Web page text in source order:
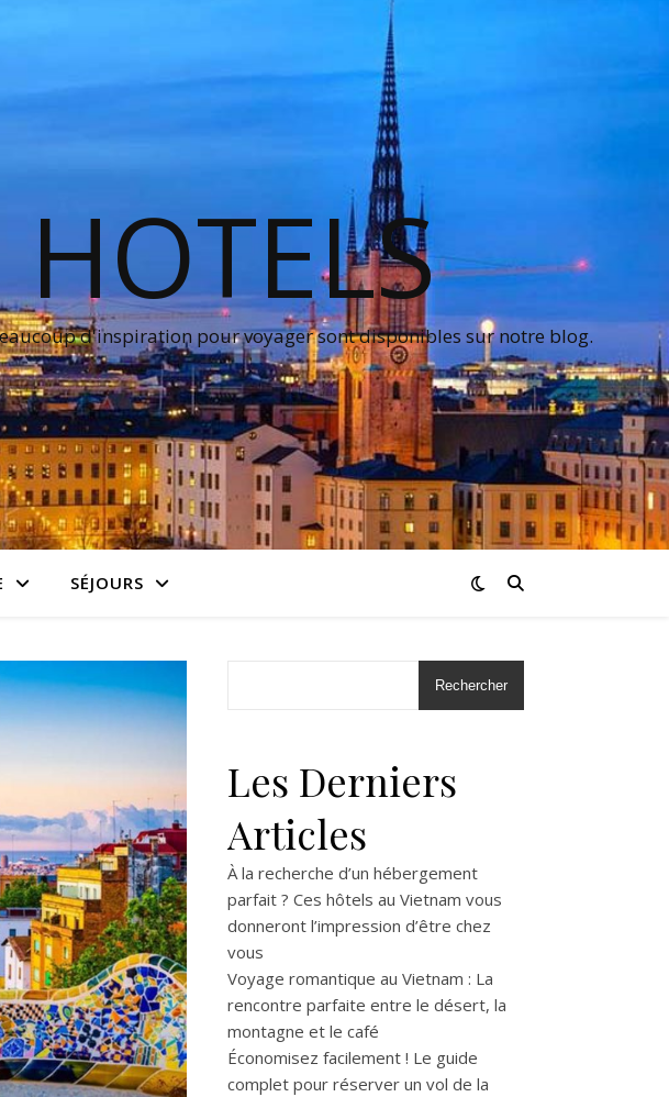
d'inspiration pour voyager sont disponibles sur notre blog.
SÉJOURS
Rechercher
Les Derniers
Articles
À la recherche d’un hébergement
parfait ? Ces hôtels au Vietnam vous
donneront l’impression d’être chez
vous
Voyage romantique au Vietnam : La
rencontre parfaite entre le désert, la
montagne et le café
Économisez facilement ! Le guide
complet pour réserver un vol de la